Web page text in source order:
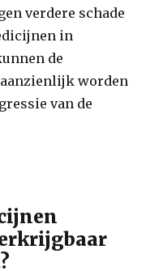
verdere schade
in
de
worden
van de